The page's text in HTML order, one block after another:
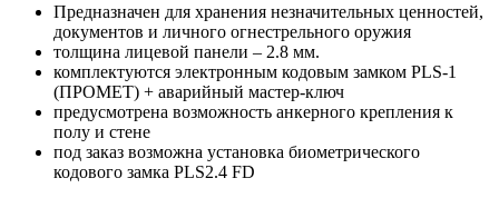
Предназначен для хранения незначительных ценностей,
документов и личного огнестрельного оружия
толщина лицевой панели – 2.8 мм.
комплектуются электронным кодовым замком PLS-1
(ПРОМЕТ) + аварийный мастер-ключ
предусмотрена возможность анкерного крепления к
полу и стене
под заказ возможна установка биометрического
кодового замка PLS2.4 FD